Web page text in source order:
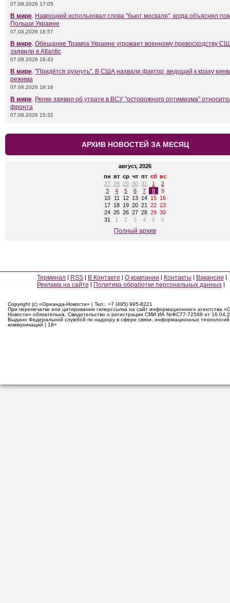
07.08.2026 17:05
В мире. Навроцкий использовал слова "бьют москаля", когда объяснял
Польши Украине
07.08.2026 16:57
В мире. Обещание Трампа Украине угрожает военному превосходству
заявили в Atlantic
07.08.2026 16:43
В мире. "Придётся рухнуть". В США назвали фактор, ведущий к краху
режима
07.08.2026 16:16
В мире. Репке заявил об утрате в ВСУ "осторожного оптимизма"
фронта
07.08.2026 15:32
АРХИВ НОВОСТЕЙ ЗА МЕСЯЦ
август, 2026
пн вт ср чт пт сб вс
27 28 29 30 31 1
2
3
4 5 6 7 8
9
10
11 12 13 14 15 16
17 18 19 20 21 22 23
24 25 26 27 28 29 30
31
1 2 3 4 5 6
Полный архив
Терминал RSS В Контакте О компании Контакты
Вакансии
Реклама на сайте
Политика обработки персональных данных
Copyright (c) «Ореанда-Новости» | Тел.: +7 (495) 995-8221
При перепечатке или цитировании гиперссылка на сайт информационного агентства
Новости» обязательна. Свидетельство о регистрации СМИ ИА №ФС77-72588 от
Выдано Федеральной службой по надзору в сфере связи, информационных
коммуникаций | 18+